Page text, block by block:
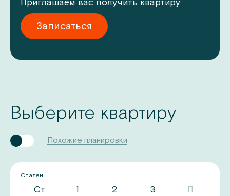
Записаться
Выберите квартиру
Похожие планировки
Спален
Ст 1 2 3 П